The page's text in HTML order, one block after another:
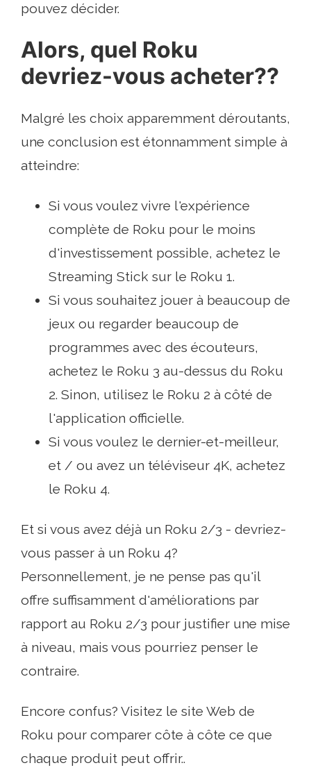
pouvez décider.
Alors, quel Roku
devriez-vous acheter??
Malgré les choix apparemment déroutants,
une conclusion est étonnamment simple à
atteindre:
Si vous voulez vivre l'expérience
complète de Roku pour le moins
d'investissement possible, achetez le
Streaming Stick sur le Roku 1.
Si vous souhaitez jouer à beaucoup de
jeux ou regarder beaucoup de
programmes avec des écouteurs,
achetez le Roku 3 au-dessus du Roku
2. Sinon, utilisez le Roku 2 à côté de
l'application officielle.
Si vous voulez le dernier-et-meilleur,
et / ou avez un téléviseur 4K, achetez
le Roku 4.
Et si vous avez déjà un Roku 2/3 - devriez-
vous passer à un Roku 4?
Personnellement, je ne pense pas qu'il
offre suffisamment d'améliorations par
rapport au Roku 2/3 pour justifier une mise
à niveau, mais vous pourriez penser le
contraire.
Encore confus? Visitez le site Web de
Roku pour comparer côte à côte ce que
chaque produit peut offrir..